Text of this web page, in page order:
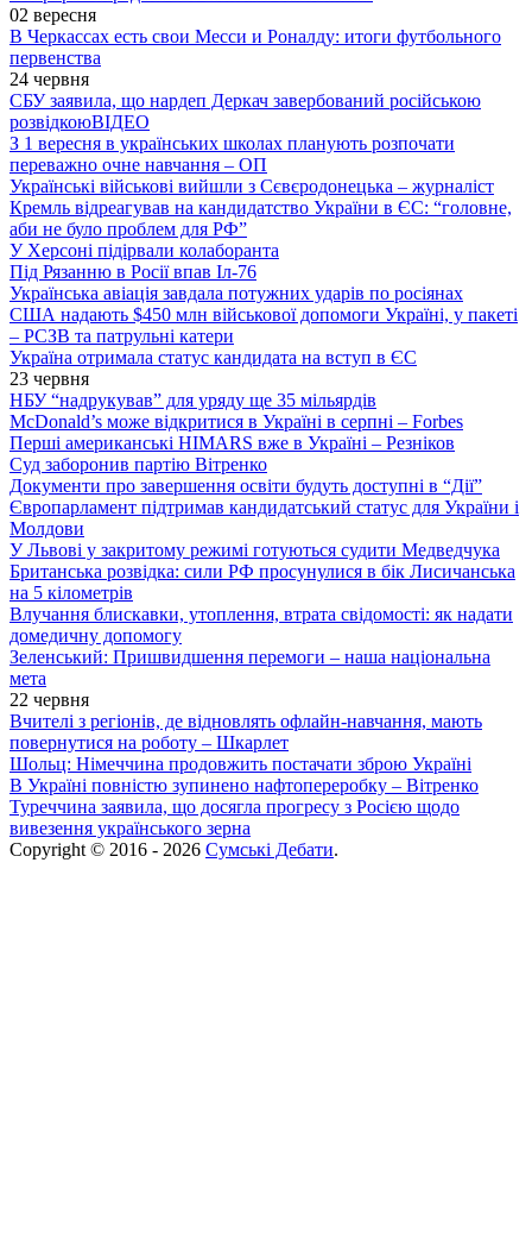
02 вересня
В Черкассах есть свои Месси и Роналду: итоги футбольного
первенства
24 червня
СБУ заявила, що нардеп Деркач завербований російською
розвідкоюВІДЕО
З 1 вересня в українських школах планують розпочати
переважно очне навчання – ОП
Українські військові вийшли з Сєвєродонецька – журналіст
Кремль відреагував на кандидатство України в ЄС: “головне,
аби не було проблем для РФ”
У Херсоні підірвали колаборанта
Під Рязанню в Росії впав Іл-76
Українська авіація завдала потужних ударів по росіянах
США надають $450 млн військової допомоги Україні, у пакеті
– РСЗВ та патрульні катери
Україна отримала статус кандидата на вступ в ЄС
23 червня
НБУ “надрукував” для уряду ще 35 мільярдів
McDonald’s може відкритися в Україні в серпні – Forbes
Перші американські HIMARS вже в Україні – Резніков
Суд заборонив партію Вітренко
Документи про завершення освіти будуть доступні в “Дії”
Європарламент підтримав кандидатський статус для України і
Молдови
У Львові у закритому режимі готуються судити Медведчука
Британська розвідка: сили РФ просунулися в бік Лисичанська
на 5 кілометрів
Влучання блискавки, утоплення, втрата свідомості: як надати
домедичну допомогу
Зеленський: Пришвидшення перемоги – наша національна
мета
22 червня
Вчителі з регіонів, де відновлять офлайн-навчання, мають
повернутися на роботу – Шкарлет
Шольц: Німеччина продовжить постачати зброю Україні
В Україні повністю зупинено нафтопереробку – Вітренко
Туреччина заявила, що досягла прогресу з Росією щодо
вивезення українського зерна
Copyright © 2016 - 2026 Сумські Дебати.